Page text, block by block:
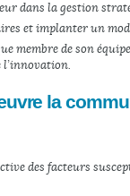
dans la gestion
et implanter un
membre de son
l’innovation.
la
des facteurs